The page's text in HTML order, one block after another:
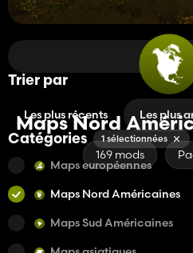
Maps Nord
169 mods
Trier par
Les plus récents Les plus
Catégories 1 sélectionnées
Maps européennes
Maps Nord Américaines
Maps Sud Américaines